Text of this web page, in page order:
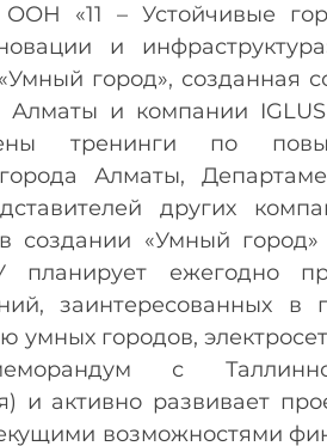
«11 – Устойчивые
и
город», созданная
Алматы и компании
тренинги по
Алматы,
других
создании «Умный
планирует ежегодно
заинтересованных в
умных городов,
с
и активно развивает
возможностями